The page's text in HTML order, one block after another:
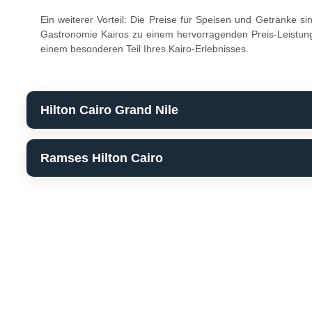
Ein weiterer Vorteil: Die Preise für Speisen und Getränke
Gastronomie Kairos zu einem hervorragenden Preis-
einem besonderen Teil Ihres Kairo-Erlebnisses.
Hilton Cairo Grand Nile
Ramses Hilton Cairo